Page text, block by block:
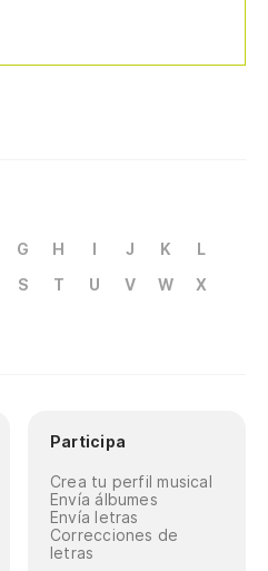
G H I J K
L
S T U V W
X
Participa
Crea tu perfil musical
Envía álbumes
Envía letras
Correcciones de
letras